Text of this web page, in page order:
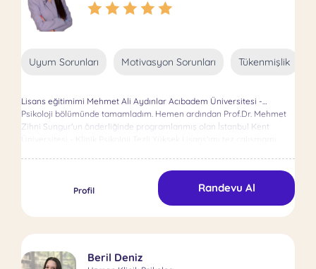
Uyum Sorunları Motivasyon Sorunları Tükenmişlik
Lisans eğitimimi Mehmet Ali Aydınlar Acıbadem Üniversitesi -
Psikoloji bölümünde tamamladım. Hemen ardından Prof.Dr. Mehmet
Zihni Sungur'un önderliğinde programlanmış olan İstanbul Kent
Terapiler Birliği (EABCT) 3.ve 4. Modül Eğitimi ve Süpervizyon sürecimi
tamamladım. Bilişsel Davranışçı Terapi ve Şema Terapi temelli
çalışmalarımı aynı zamanda bütüncül bir yaklaşımla ele alıyorum.
Alanında uzman bir psikoterapist olarak benimsemiş olduğum
Profil Randevu Al
Beril Deniz